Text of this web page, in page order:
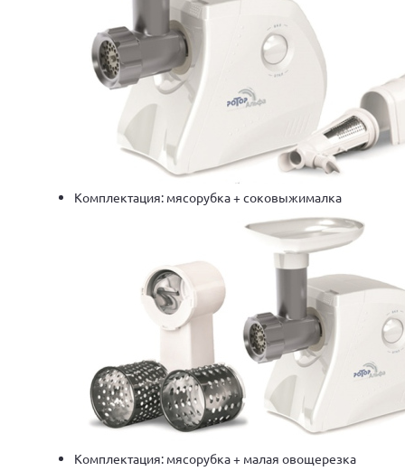
Комплектация: мясорубка + соковыжималка
Комплектация: мясорубка + малая овощерезка